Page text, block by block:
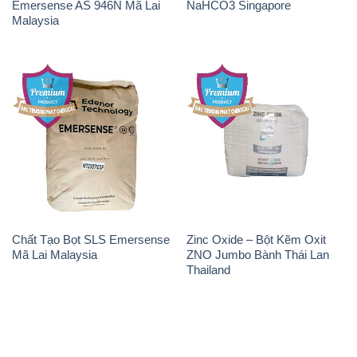
Emersense AS 946N Mã Lai
Malaysia
NaHCO3 Singapore
Chất Tạo Bọt SLS Emersense
Mã Lai Malaysia
Zinc Oxide – Bột Kẽm Oxit
ZNO Jumbo Bành Thái Lan
Thailand